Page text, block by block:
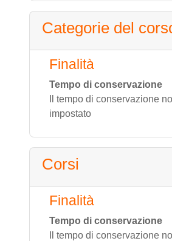
Categorie del
Finalità
Tempo di conservazione
Il tempo di conservazione
impostato
Corsi
Finalità
Tempo di conservazione
Il tempo di conservazione